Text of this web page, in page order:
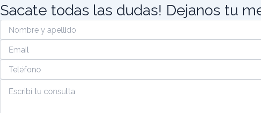
Sacate todas las dudas! Dejanos tu